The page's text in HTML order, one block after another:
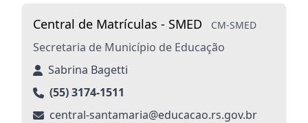
Central de Matrículas - SMED CM-SMED
Secretaria de Município de Educação
Sabrina Bagetti
(55) 3174-1511
central-santamaria@educacao.rs.gov.br